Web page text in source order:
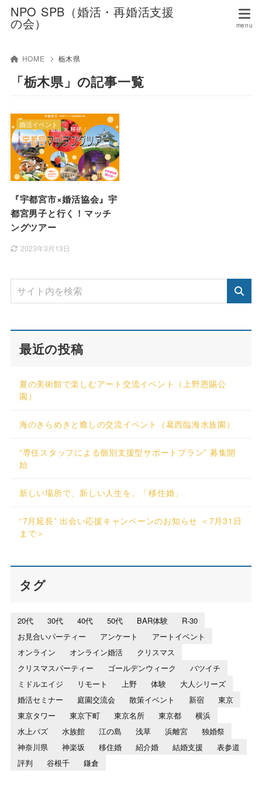
NPO SPB（婚活・再婚活支援
の会）
HOME 栃木県
「栃木県」の記事一覧
『宇都宮市×婚活協会』宇
都宮男子と行く！マッチ
ングツアー
2023年3月13日
婚活イベント
最近の投稿
夏の美術館で楽しむアート交流イベント（上野恩賜公
園）
海のきらめきと癒しの交流イベント（葛西臨海水族園）
“専任スタッフによる個別支援型サポートプラン” 募集開
始
新しい場所で、新しい人生を。「移住婚」
“7月延長” 出会い応援キャンペーンのお知らせ ＜7月31日
まで＞
タグ
20代 30代 40代 50代 BAR体験
R-30
お見合いパーティー
アンケート
アートイベント
オンライン
オンライン婚活
クリスマス
クリスマスパーティー
ゴールデンウィーク
バツイチ
ミドルエイジ
リモート 上野 体験
大人シリーズ
婚活セミナー
庭園交流会 散策イベント 新宿
東京
東京タワー
東京下町 東京名所 東京都
横浜
水上バズ
水族館 江の島 浅草 浜離宮
独婚祭
神奈川県
神楽坂 移住婚 紹介婚 結婚支援
表参道
評判
谷根千 鎌倉